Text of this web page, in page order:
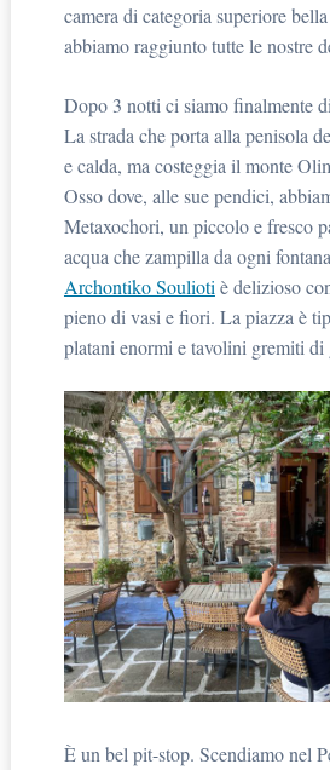
camera di categoria superiore
abbiamo raggiunto tutte le nostre
Dopo 3 notti ci siamo finalmente
La strada che porta alla penisola
e calda, ma costeggia il monte
Osso dove, alle sue pendici,
Metaxochori, un piccolo e fresco
acqua che zampilla da ogni
Archontiko Souliotiè delizioso
pieno di vasi e fiori. La piazza è
platani enormi e tavolini gremiti di
È un bel pit-stop. Scendiamo nel